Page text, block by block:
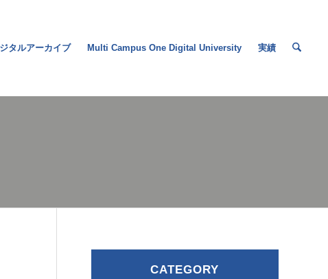
タルアーカイブ Multi Campus One Digital University 実績
CATEGORY